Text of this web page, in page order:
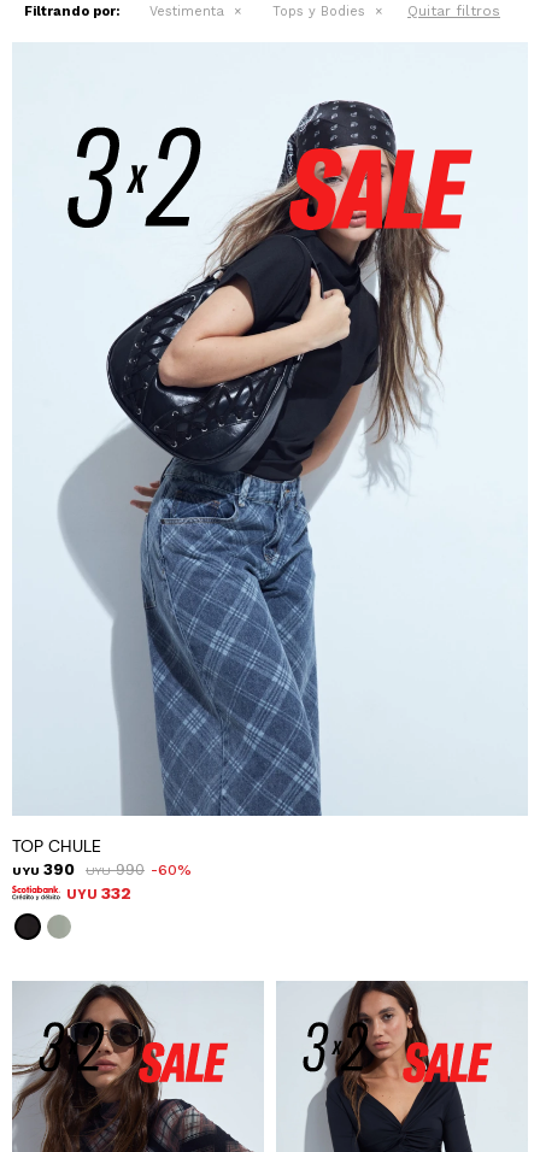
Filtrando por: Vestimenta Tops y Bodies Quitar filtros
TOP CHULE
UYU 390 UYU 990 60
UYU 332